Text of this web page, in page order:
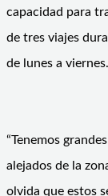
capacidad para
de tres viajes
de lunes a viernes.
“Tenemos
alejados de la
olvida que estos